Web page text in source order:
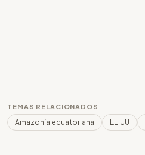
TEMAS RELACIONADOS
Amazonía ecuatoriana EE.UU